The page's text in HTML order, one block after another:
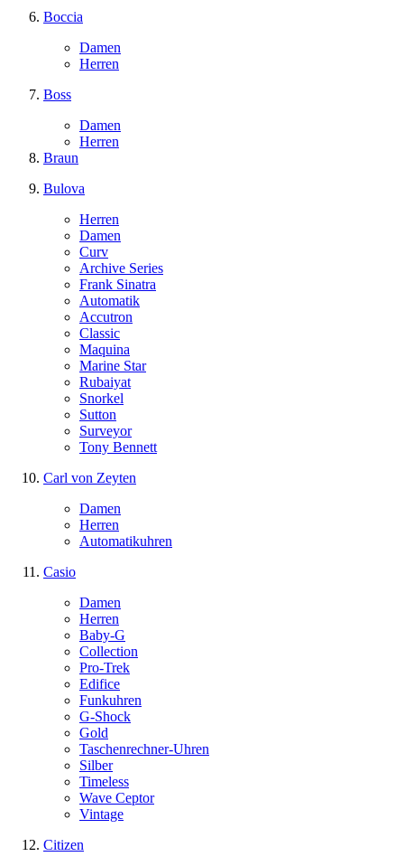
Boccia
Damen
Herren
Boss
Damen
Herren
Braun
Bulova
Herren
Damen
Curv
Archive Series
Frank Sinatra
Automatik
Accutron
Classic
Maquina
Marine Star
Rubaiyat
Snorkel
Sutton
Surveyor
Tony Bennett
Carl von Zeyten
Damen
Herren
Automatikuhren
Casio
Damen
Herren
Baby-G
Collection
Pro-Trek
Edifice
Funkuhren
G-Shock
Gold
Taschenrechner-Uhren
Silber
Timeless
Wave Ceptor
Vintage
Citizen